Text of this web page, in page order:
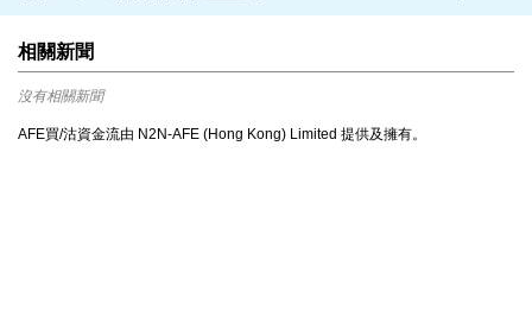
相關新聞
沒有相關新聞
AFE買/沽資金流由 N2N-AFE (Hong Kong) Limited 提供及擁有。